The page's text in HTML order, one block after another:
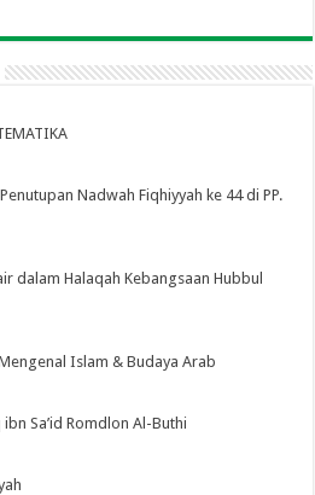
Nadwah Fiqhiyyah ke 44 di PP.
dalam Halaqah Kebangsaan Hubbul
Islam & Budaya Arab
Sa’id Romdlon Al-Buthi